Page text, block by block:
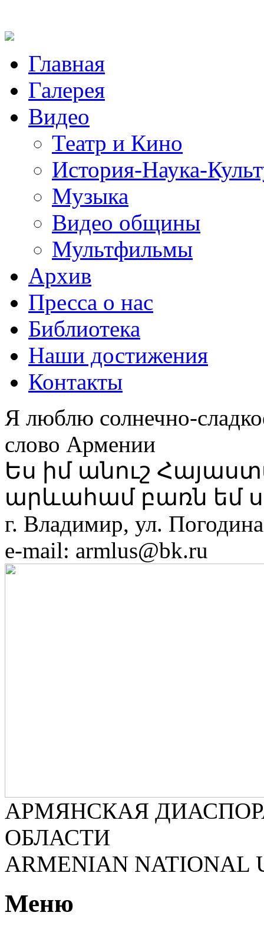
Главная
Галерея
Видео
Театр и Кино
История-Наука-
Музыка
Видео общины
Мультфильмы
Архив
Пресса о нас
Библиотека
Наши достижения
Контакты
Я люблю солнечно-
слово Армении
Ես իմ անուշ
արևահամ բառն եմ
г. Владимир, ул.
e-mail: armlus@bk.ru
АРМЯНСКАЯ
ОБЛАСТИ
ARMENIAN NATIONAL
Меню